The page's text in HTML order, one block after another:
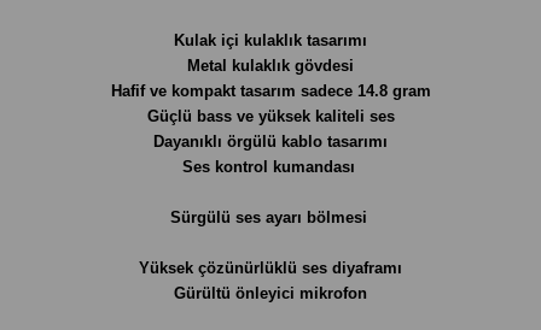
Kulak içi kulaklık tasarımı
Metal kulaklık gövdesi
Hafif ve kompakt tasarım sadece 14.8 gram
Güçlü bass ve yüksek kaliteli ses
Dayanıklı örgülü kablo tasarımı
Ses kontrol kumandası
Sürgülü ses ayarı bölmesi
Yüksek çözünürlüklü ses diyaframı
Gürültü önleyici mikrofon